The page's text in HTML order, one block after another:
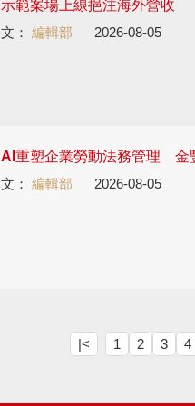
示範案場上線挹注海外營收
文： 編輯部 2026-08-05
AI重塑企業勞動法務管理 金
文： 編輯部 2026-08-05
|< 1 2 3 4